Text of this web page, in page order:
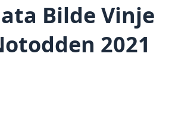
Bilde Vinje
2021